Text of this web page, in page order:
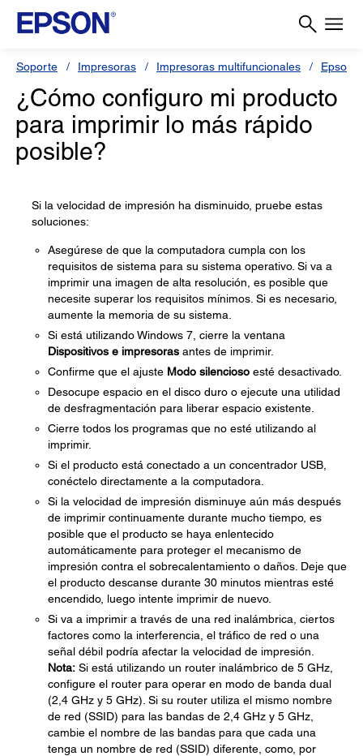
Soporte Impresoras Impresoras multifuncionales Epson
¿Cómo configuro mi producto
para imprimir lo más rápido
posible?
Si la velocidad de impresión ha disminuido, pruebe estas
soluciones:
Asegúrese de que la computadora cumpla con los
requisitos de sistema para su sistema operativo. Si va a
imprimir una imagen de alta resolución, es posible que
necesite superar los requisitos mínimos. Si es necesario,
aumente la memoria de su sistema.
Si está utilizando Windows 7, cierre la ventana
Dispositivos e impresoras antes de imprimir.
Confirme que el ajuste Modo silencioso esté desactivado.
Desocupe espacio en el disco duro o ejecute una utilidad
de desfragmentación para liberar espacio existente.
Cierre todos los programas que no esté utilizando al
imprimir.
Si el producto está conectado a un concentrador USB,
conéctelo directamente a la computadora.
Si la velocidad de impresión disminuye aún más después
de imprimir continuamente durante mucho tiempo, es
posible que el producto se haya enlentecido
automáticamente para proteger el mecanismo de
impresión contra el sobrecalentamiento o daños. Deje que
el producto descanse durante 30 minutos mientras esté
encendido, luego intente imprimir de nuevo.
Si va a imprimir a través de una red inalámbrica, ciertos
factores como la interferencia, el tráfico de red o una
señal débil podría afectar la velocidad de impresión.
Nota: Si está utilizando un router inalámbrico de 5 GHz,
configure el router para operar en modo de banda dual
(2,4 GHz y 5 GHz). Si su router utiliza el mismo nombre
de red (SSID) para las bandas de 2,4 GHz y 5 GHz,
cambie el nombre de las bandas para que cada una
tenga un nombre de red (SSID) diferente, como, por